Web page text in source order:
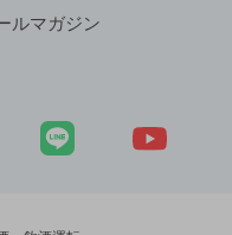
ルマガジン